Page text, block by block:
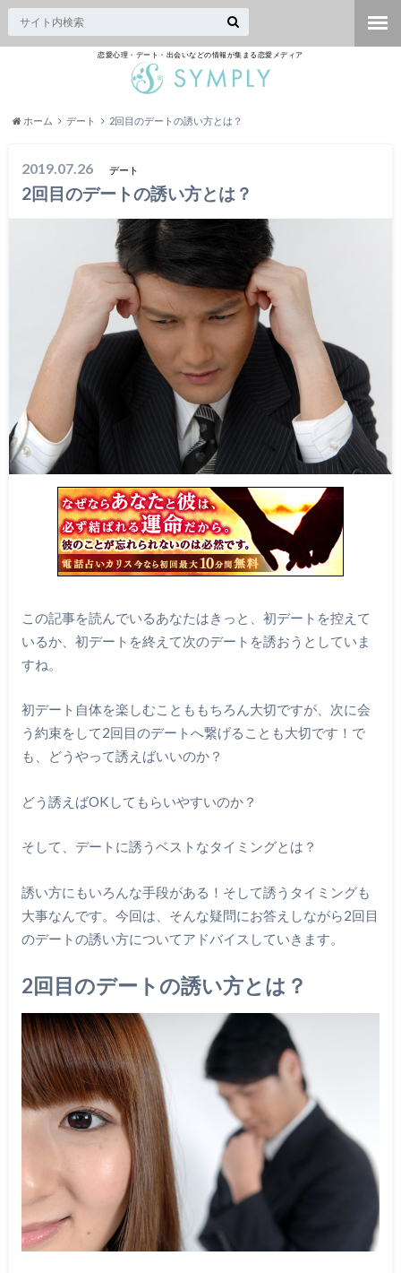
恋愛心理・デート・出会いなどの情報が集まる恋愛メディア
ホーム デート 2回目のデートの誘い方とは？
2019.07.26 デート
2回目のデートの誘い方とは？
この記事を読んでいるあなたはきっと、初デートを控えて
いるか、初デートを終えて次のデートを誘おうとしていま
すね。
初デート自体を楽しむことももちろん大切ですが、次に会
う約束をして2回目のデートへ繋げることも大切です！で
も、どうやって誘えばいいのか？
どう誘えばOKしてもらいやすいのか？
そして、デートに誘うベストなタイミングとは？
誘い方にもいろんな手段がある！そして誘うタイミングも
大事なんです。今回は、そんな疑問にお答えしながら2回目
のデートの誘い方についてアドバイスしていきます。
2回目のデートの誘い方とは？